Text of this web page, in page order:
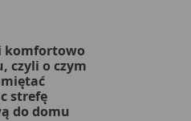
komfortowo
czyli o czym
strefę
do domu